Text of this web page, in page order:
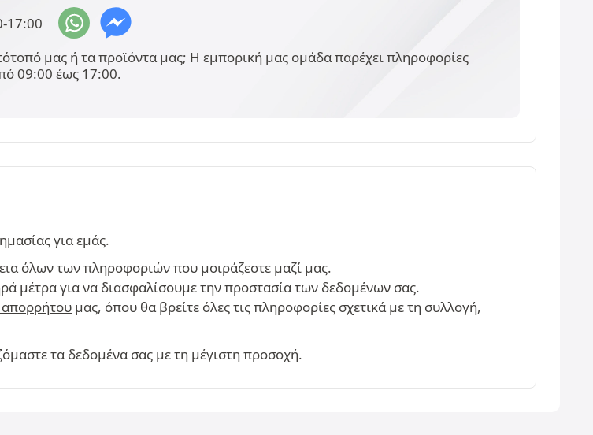
17:00
μας ή τα προϊόντα μας; Η εμπορική μας ομάδα παρέχει πληροφορίες
09:00 έως 17:00.
για εμάς.
όλων των πληροφοριών που μοιράζεστε μαζί μας.
μέτρα για να διασφαλίσουμε την προστασία των δεδομένων σας.
απορρήτου μας, όπου θα βρείτε όλες τις πληροφορίες σχετικά με τη συλλογή,
τα δεδομένα σας με τη μέγιστη προσοχή.